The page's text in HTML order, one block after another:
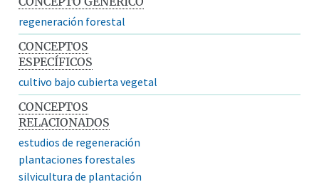
regeneración forestal
CONCEPTOS
ESPECÍFICOS
cultivo bajo cubierta vegetal
CONCEPTOS
RELACIONADOS
estudios de regeneración
plantaciones forestales
silvicultura de plantación